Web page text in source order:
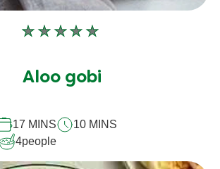
Aucune
soumise
recipe
Aloo gobi
17 MINS
10 MINS
4people